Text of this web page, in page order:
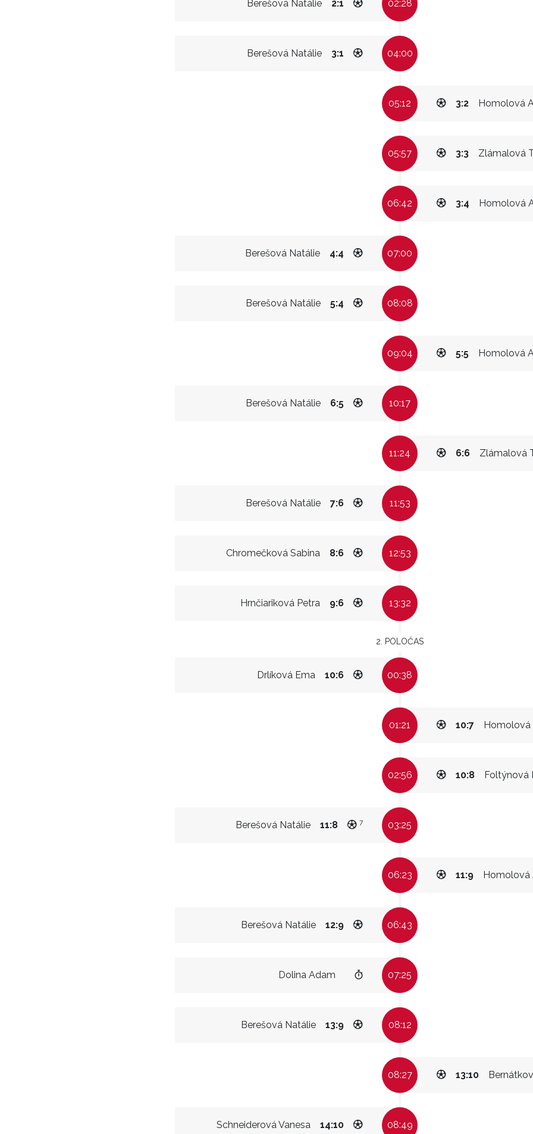
Berešová Natálie 2:1 02:28
Berešová Natálie 3:1 04:00
05:12 Homolová
3:2
05:57 Zlámalová
3:3
06:42 Homolová
3:4
Berešová Natálie 4:4 07:00
Berešová Natálie 5:4 08:08
09:04 Homolová
5:5
Berešová Natálie 6:5 10:17
11:24 Zlámalová
6:6
Berešová Natálie 7:6 11:53
Chromečková Sabina 8:6 12:53
Hrnčiariková Petra 9:6 13:32
2. POLOČAS
Drlíková Ema 10:6 00:38
01:21 Homolová
10:7
02:56 Foltýnová
10:8
Berešová Natálie 11:8 7 03:25
06:23 Homolová
11:9
Berešová Natálie 12:9 06:43
Dolina Adam 07:25
Berešová Natálie 13:9 08:12
08:27 13:10
Schneiderová Vanesa 14:10 08:49